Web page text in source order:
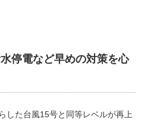
停電など早めの対策を心
した台風15号と同等レベルが再上